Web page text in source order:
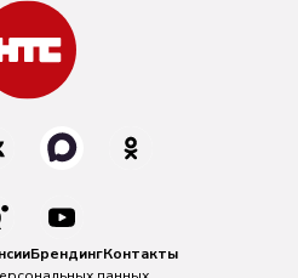
БрендингКонтакты